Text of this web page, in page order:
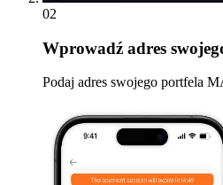
02
Wprowadź adres
Podaj adres swojego portfela